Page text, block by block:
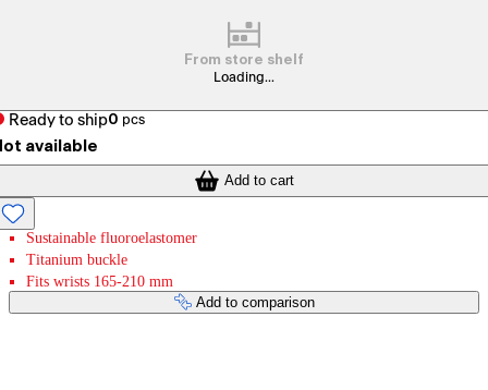
From store shelf
Loading...
Ready to ship0 pcs
available
Add to cart
Sustainable fluoroelastomer
Titanium buckle
Fits wrists 165-210 mm
Add to comparison